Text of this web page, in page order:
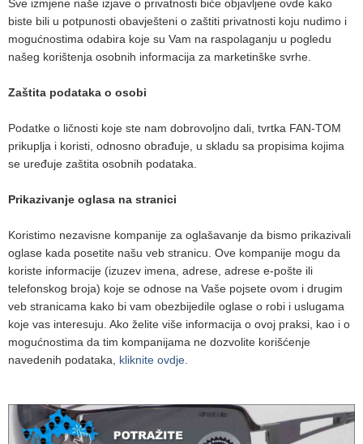
Sve izmjene naše izjave o privatnosti biće objavljene ovde kako
biste bili u potpunosti obavješteni o zaštiti privatnosti koju nudimo i
mogućnostima odabira koje su Vam na raspolaganju u pogledu
našeg korištenja osobnih informacija za marketinške svrhe.
Zaštita podataka o osobi
Podatke o ličnosti koje ste nam dobrovoljno dali, tvrtka FAN-TOM
prikuplja i koristi, odnosno obrađuje, u skladu sa propisima kojima
se uređuje zaštita osobnih podataka.
Prikazivanje oglasa na stranici
Koristimo nezavisne kompanije za oglašavanje da bismo prikazivali
oglase kada posetite našu veb stranicu. Ove kompanije mogu da
koriste informacije (izuzev imena, adrese, adrese e-pošte ili
telefonskog broja) koje se odnose na Vaše pojsete ovom i drugim
veb stranicama kako bi vam obezbijedile oglase o robi i uslugama
koje vas interesuju. Ako želite više informacija o ovoj praksi, kao i o
mogućnostima da tim kompanijama ne dozvolite korišćenje
navedenih podataka, kliknite ovdje